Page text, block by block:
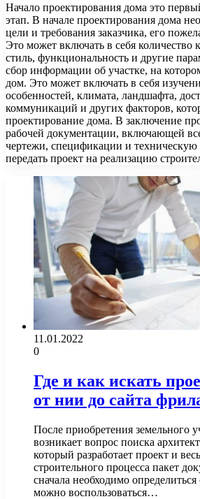
Начало проектирования дома это
этап. В начале проектирования дома
цели и требования заказчика, его
Это может включать в себя количество
стиль, функциональность и другие
сбор информации об участке, на
дом. Это может включать в себя
особенностей, климата, ландшафта,
коммуникаций и других факторов,
проектирование дома. В заключение
рабочей документации, включающей
чертежи, спецификации и
передать проект на реализацию
11.01.2022
0
Где и как искать
от нии до сайта
После приобретения земельного
возникает вопрос поиска
который разработает проект и
строительного процесса пакет
сначала необходимо
можно воспользоваться…